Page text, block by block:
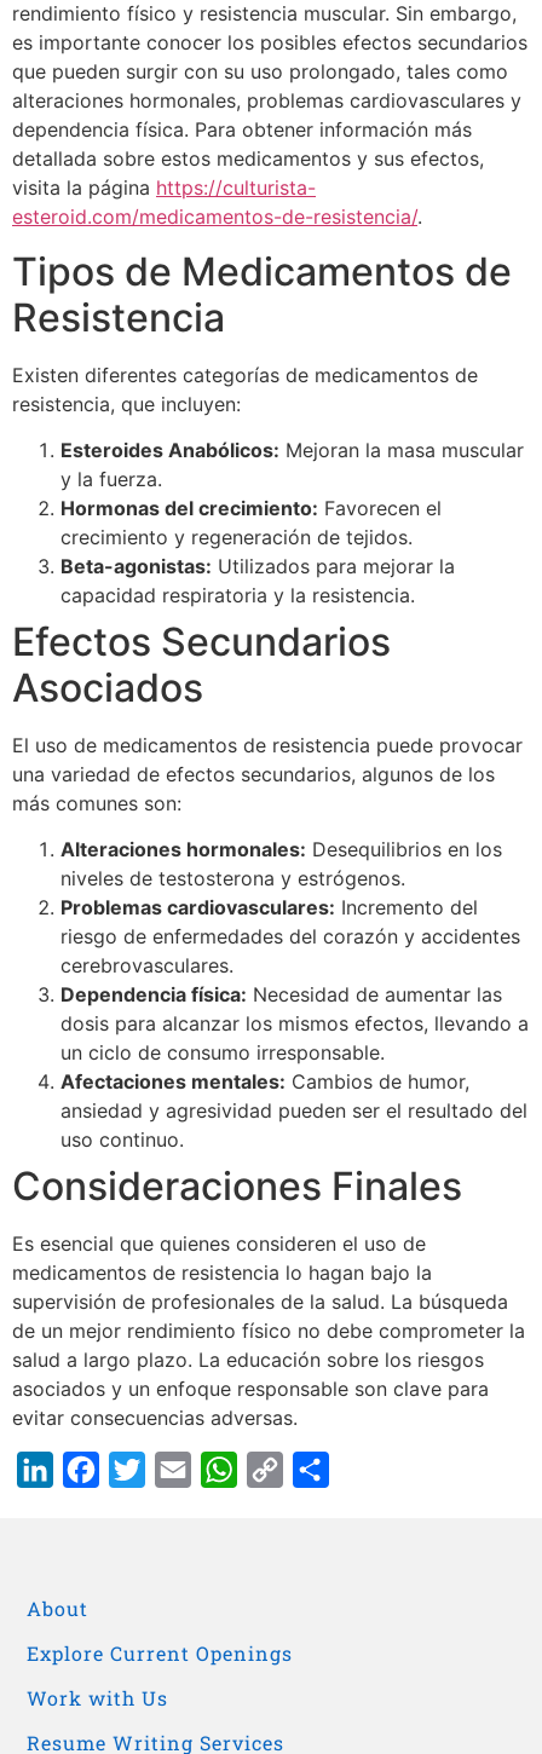
rendimiento físico y resistencia muscular. Sin embargo,
es importante conocer los posibles efectos secundarios
que pueden surgir con su uso prolongado, tales como
alteraciones hormonales, problemas cardiovasculares y
dependencia física. Para obtener información más
detallada sobre estos medicamentos y sus efectos,
visita la página https://culturista-
esteroid.com/medicamentos-de-resistencia/.
Tipos de Medicamentos de
Resistencia
Existen diferentes categorías de medicamentos de
resistencia, que incluyen:
Esteroides Anabólicos: Mejoran la masa muscular
y la fuerza.
Hormonas del crecimiento: Favorecen el
crecimiento y regeneración de tejidos.
Beta-agonistas: Utilizados para mejorar la
capacidad respiratoria y la resistencia.
Efectos Secundarios
Asociados
El uso de medicamentos de resistencia puede provocar
una variedad de efectos secundarios, algunos de los
más comunes son:
Alteraciones hormonales: Desequilibrios en los
niveles de testosterona y estrógenos.
Problemas cardiovasculares: Incremento del
riesgo de enfermedades del corazón y accidentes
cerebrovasculares.
Dependencia física: Necesidad de aumentar las
dosis para alcanzar los mismos efectos, llevando a
un ciclo de consumo irresponsable.
Afectaciones mentales: Cambios de humor,
ansiedad y agresividad pueden ser el resultado del
uso continuo.
Consideraciones Finales
Es esencial que quienes consideren el uso de
medicamentos de resistencia lo hagan bajo la
supervisión de profesionales de la salud. La búsqueda
de un mejor rendimiento físico no debe comprometer la
salud a largo plazo. La educación sobre los riesgos
asociados y un enfoque responsable son clave para
evitar consecuencias adversas.
LinkedInFacebook
TwitterEmail WhatsApp
Copy
About
Explore Current Openings
Work with Us
Resume Writing Services